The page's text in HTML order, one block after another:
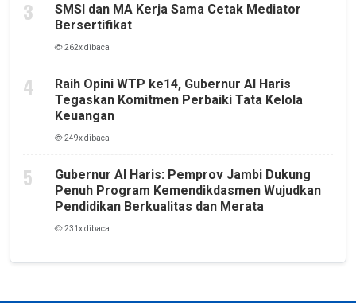
SMSI dan MA Kerja Sama Cetak Mediator
Bersertifikat
262x dibaca
Raih Opini WTP ke14, Gubernur Al Haris
Tegaskan Komitmen Perbaiki Tata Kelola
Keuangan
249x dibaca
Gubernur Al Haris: Pemprov Jambi Dukung
Penuh Program Kemendikdasmen Wujudkan
Pendidikan Berkualitas dan Merata
231x dibaca